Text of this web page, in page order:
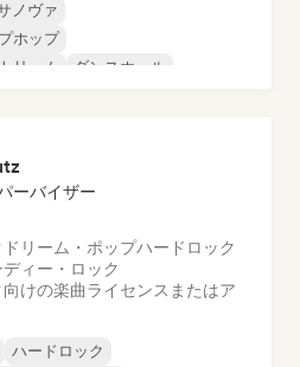
ノヴァ
ホップ
リーム
ダンスホール
ーバイザー
ドリーム・ポップハードロック
ィー・ロック
けの楽曲ライセンスまたはア
ハードロック